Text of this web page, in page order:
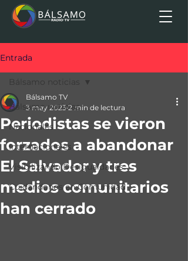
Entrada
Bálsamo noticias
Nacionales
Internacionales
Visibilizando Desigualdades
Cuidándonos en Comunidad
Bálsamo noticias
Periodistas se vieron
forzados a abandonar
El Salvador y tres
medios comunitarios
han cerrado
Bálsamo TV
3 may 2023 2 min de lectura